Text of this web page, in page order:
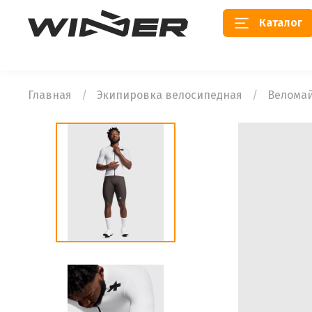
Каталог
Главная Экипировка велосипедная